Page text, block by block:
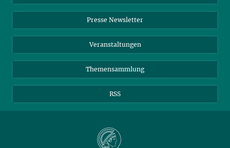
TikTok
Instagram
YouTube
Presse Newsletter
Veranstaltungen
Themensammlung
RSS